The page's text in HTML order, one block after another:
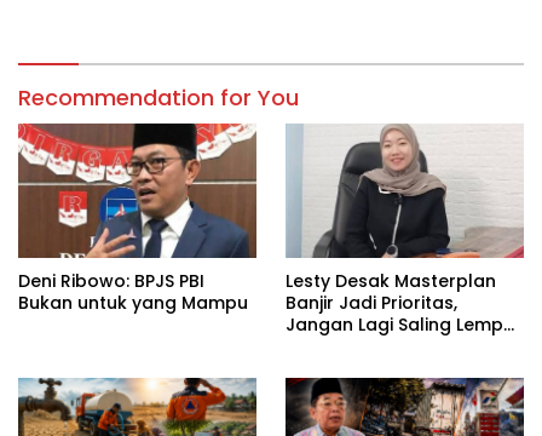
Recommendation for You
Deni Ribowo: BPJS PBI
Bukan untuk yang Mampu
Lesty Desak Masterplan
Banjir Jadi Prioritas,
Jangan Lagi Saling Lempar